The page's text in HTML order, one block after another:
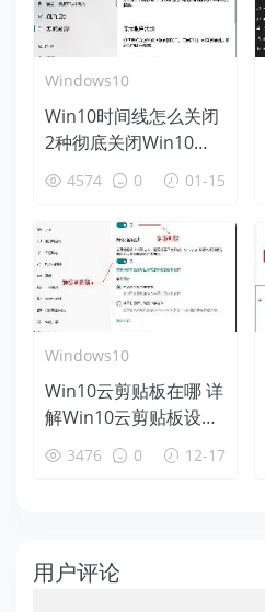
Windows10
Win10时间线怎么关闭
2种彻底关闭Win10时
间线方法
4574 0 01-15
Windows10
Win10云剪贴板在哪 详
解Win10云剪贴板设置
使用教程
3476 0 12-17
用户评论